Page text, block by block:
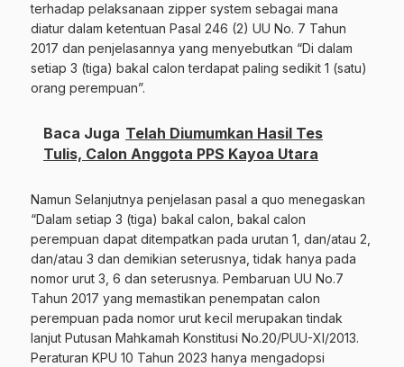
terhadap pelaksanaan zipper system sebagai mana
diatur dalam ketentuan Pasal 246 (2) UU No. 7 Tahun
2017 dan penjelasannya yang menyebutkan “Di dalam
setiap 3 (tiga) bakal calon terdapat paling sedikit 1 (satu)
orang perempuan”.
Baca Juga Telah Diumumkan Hasil Tes
Tulis, Calon Anggota PPS Kayoa Utara
Namun Selanjutnya penjelasan pasal a quo menegaskan
“Dalam setiap 3 (tiga) bakal calon, bakal calon
perempuan dapat ditempatkan pada urutan 1, dan/atau 2,
dan/atau 3 dan demikian seterusnya, tidak hanya pada
nomor urut 3, 6 dan seterusnya. Pembaruan UU No.7
Tahun 2017 yang memastikan penempatan calon
perempuan pada nomor urut kecil merupakan tindak
lanjut Putusan Mahkamah Konstitusi No.20/PUU-XI/2013.
Peraturan KPU 10 Tahun 2023 hanya mengadopsi